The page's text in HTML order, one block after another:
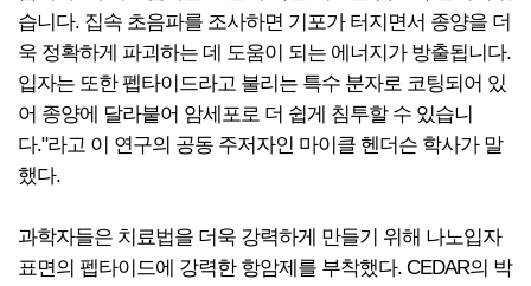
습니다. 집속 초음파를 조사하면 기포가 터지면서 종양을 더
욱 정확하게 파괴하는 데 도움이 되는 에너지가 방출됩니다.
입자는 또한 펩타이드라고 불리는 특수 분자로 코팅되어 있
어 종양에 달라붙어 암세포로 더 쉽게 침투할 수 있습니
다."라고 이 연구의 공동 주저자인 마이클 헨더슨 학사가 말
했다.
과학자들은 치료법을 더욱 강력하게 만들기 위해 나노입자
표면의 펩타이드에 강력한 항암제를 부착했다. CEDAR의 박